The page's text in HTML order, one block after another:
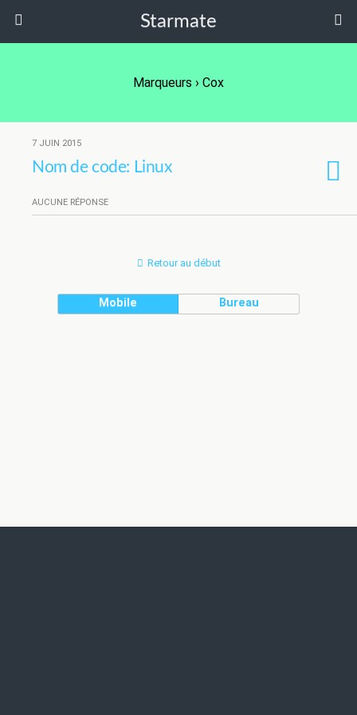
Starmate
Marqueurs › Cox
7 JUIN 2015
Nom de code: Linux
AUCUNE RÉPONSE
Retour au début
Mobile Bureau